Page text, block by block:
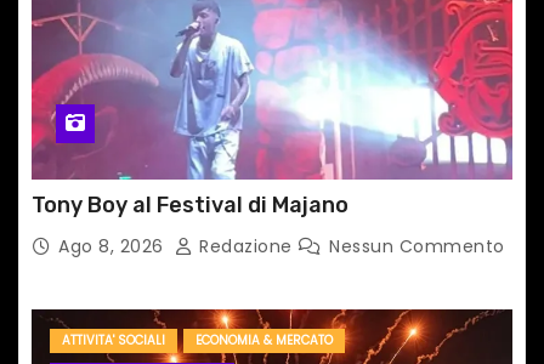
Tony Boy al Festival di Majano
Ago 8, 2026 Redazione Nessun Commento
ATTIVITA' SOCIALI
ECONOMIA & MERCATO